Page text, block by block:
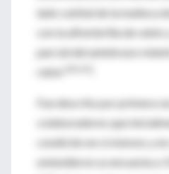
lado cubital de la muñeca
con la alfombrilla de ratón
parcial del antebrazo
ratón
Fue descrito por primera
colaboradores que
condición en sí mismos y
extendieron su encuesta a